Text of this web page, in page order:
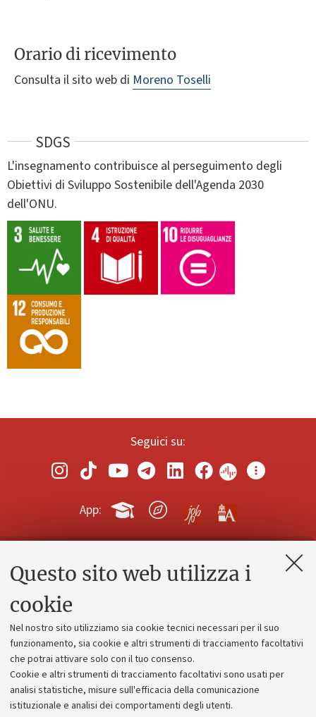
Questo sito web utilizza i
cookie
Nel nostro sito utilizziamo sia cookie tecnici necessari per il suo
funzionamento, sia cookie e altri strumenti di tracciamento facoltativi
che potrai attivare solo con il tuo consenso.
Cookie e altri strumenti di tracciamento facoltativi sono usati per
analisi statistiche, misure sull'efficacia della comunicazione
istituzionale e analisi dei comportamenti degli utenti.
Orario di ricevimento
Consulta il sito web di Moreno Toselli
SDGS
L'insegnamento contribuisce al perseguimento degli
Obiettivi di Sviluppo Sostenibile dell'Agenda 2030
dell'ONU.
Seguici su:
App:
Contatti e PEC
Alumni community
Piano strategico
Bilanci
Donazioni e 5x1000